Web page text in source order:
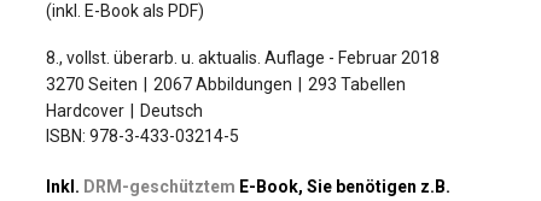
(inkl. E-Book als PDF)
8., vollst. überarb. u. aktualis. Auflage - Februar 2018
3270 Seiten
2067 Abbildungen
293 Tabellen
Hardcover
Deutsch
ISBN: 978-3-433-03214-5
Inkl. DRM-geschütztem E-Book, Sie benötigen z.B.